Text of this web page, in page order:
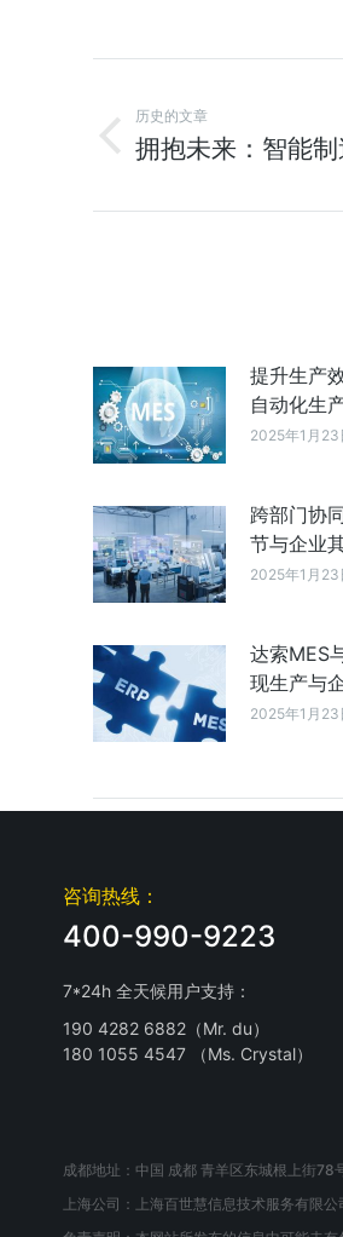
历史的文章
拥抱未来：智能
提升生产
自动化生
2025年1月23
跨部门协
节与企业
2025年1月23
达索MES
现生产与
2025年1月23
咨询热线：
400-990-9223
7*24h 全天候用户支持：
190 4282 6882（Mr. du）
180 1055 4547 （Ms. Crystal）
成都地址：中国 成都 青羊区东城根上街78
上海公司：上海百世慧信息技术服务有限公